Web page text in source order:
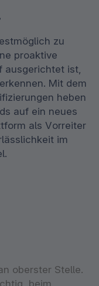
zu
proaktive
ausgerichtet ist,
Mit dem
heben
auf ein neues
als Vorreiter
im
oberster Stelle.